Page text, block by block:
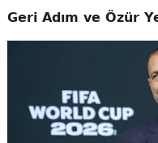
Geri Adım ve Özür